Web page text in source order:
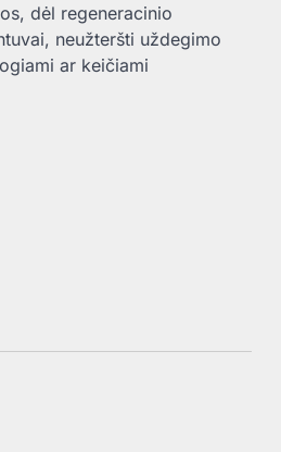
dėl regeneracinio
neužteršti uždegimo
ar keičiami